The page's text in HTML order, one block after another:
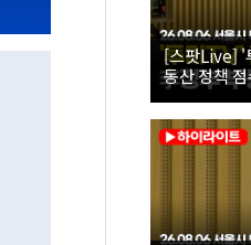
[스팟Live] '
동산 정책
대토론회